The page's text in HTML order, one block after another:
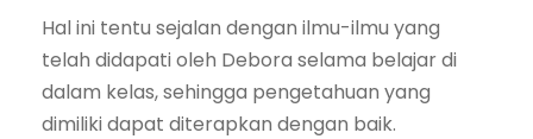
Hal ini tentu sejalan dengan ilmu-ilmu yang
telah didapati oleh Debora selama belajar di
dalam kelas, sehingga pengetahuan yang
dimiliki dapat diterapkan dengan baik.